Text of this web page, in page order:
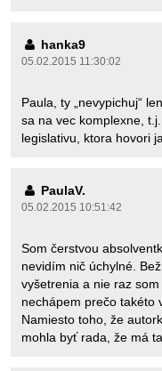
hanka9
05.02.2015 11:30:02
Paula, ty „nevypichuj“
sa na vec komplexne,
legislativu, ktora hovori
PaulaV.
05.02.2015 10:51:42
Som čerstvou
nevidím nič úchylné.
vyšetrenia a nie raz
nechápem prečo takéto
Namiesto toho, že
mohla byť rada, že má